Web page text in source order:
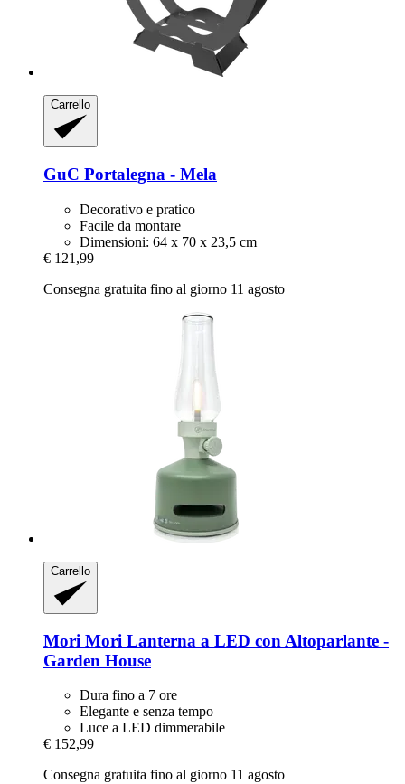
Carrello
GuC Portalegna -​ Mela
Decorativo e pratico
Facile da montare
Dimensioni: 64 x 70 x 23,5 cm
€ 121,99
Consegna gratuita fino al giorno 11 agosto
Carrello
Mori Mori Lanterna a LED con Altoparlante -​
Garden House
Dura fino a 7 ore
Elegante e senza tempo
Luce a LED dimmerabile
€ 152,99
Consegna gratuita fino al giorno 11 agosto